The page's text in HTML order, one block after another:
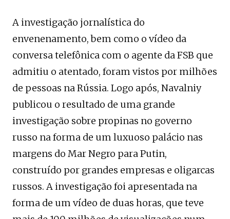
A investigação jornalística do
envenenamento, bem como o vídeo da
conversa telefônica com o agente da FSB que
admitiu o atentado, foram vistos por milhões
de pessoas na Rússia. Logo após, Navalniy
publicou o resultado de uma grande
investigação sobre propinas no governo
russo na forma de um luxuoso palácio nas
margens do Mar Negro para Putin,
construído por grandes empresas e oligarcas
russos. A investigação foi apresentada na
forma de um vídeo de duas horas, que teve